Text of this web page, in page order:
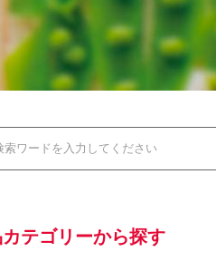
テゴリーから探す